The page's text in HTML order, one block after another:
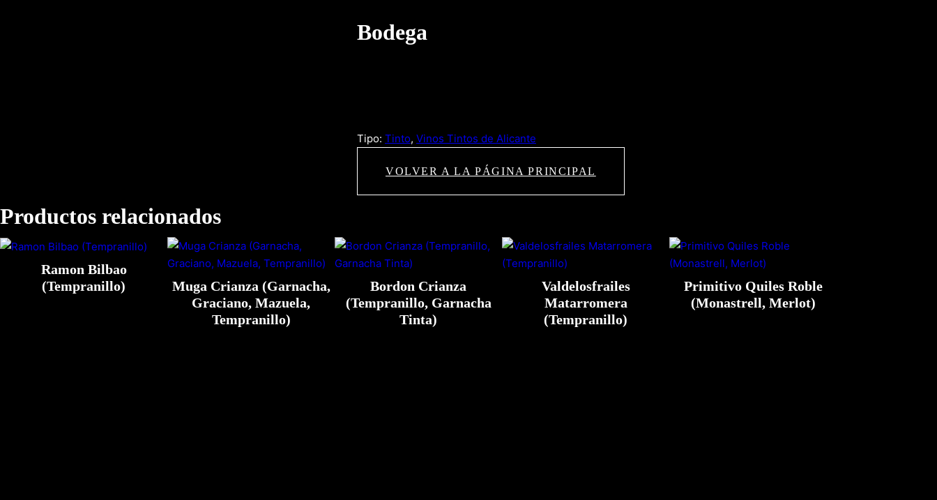
Bodega
Tipo: Tinto, Vinos Tintos de Alicante
VOLVER A LA PÁGINA PRINCIPAL
Productos relacionados
Ramon Bilbao
(Tempranillo)
Muga Crianza (Garnacha,
Graciano, Mazuela,
Tempranillo)
Bordon Crianza
(Tempranillo, Garnacha
Tinta)
Valdelosfrailes
Matarromera
(Tempranillo)
Primitivo Quiles Roble
(Monastrell, Merlot)